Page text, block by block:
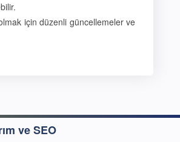
için düzenli güncellemeler ve
ve SEO